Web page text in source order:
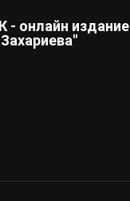
онлайн издание